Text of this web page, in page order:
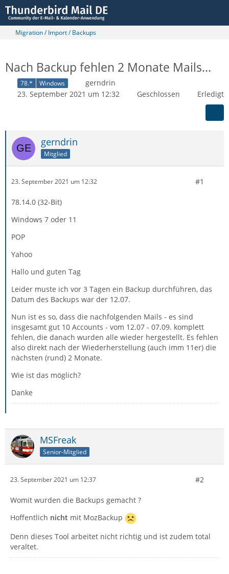
Migration / Import / Backups
Nach Backup fehlen 2 Monate Mails...
78.* Windows
gerndrin
23. September 2021 um 12:32
Geschlossen Erledigt
gerndrin
Mitglied
23. September 2021 um 12:32 #1
78.14.0 (32-Bit)
Windows 7 oder 11
POP
Yahoo
Hallo und guten Tag
Leider muste ich vor 3 Tagen ein Backup durchführen, das
Datum des Backups war der 12.07.
Nun ist es so, dass die nachfolgenden Mails - es sind
insgesamt gut 10 Accounts - vom 12.07 - 07.09. komplett
fehlen, die danach wurden alle wieder hergestellt. Es fehlen
also direkt nach der Wiederherstellung (auch imm 11er) die
nächsten (rund) 2 Monate.
Wie ist das möglich?
Danke
MSFreak
Senior-Mitglied
23. September 2021 um 12:37 #2
Womit wurden die Backups gemacht ?
Hoffentlich nicht mit MozBackup
Denn dieses Tool arbeitet nicht richtig und ist zudem total
veraltet.